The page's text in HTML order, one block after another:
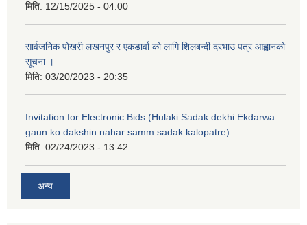
मिति: 12/15/2025 - 04:00
सार्वजनिक पोखरी लखनपुर र एकडार्वा को लागि शिलबन्दी दरभाउ पत्र आह्वानको
सूचना ।
मिति: 03/20/2023 - 20:35
Invitation for Electronic Bids (Hulaki Sadak dekhi Ekdarwa
gaun ko dakshin nahar samm sadak kalopatre)
मिति: 02/24/2023 - 13:42
अन्य